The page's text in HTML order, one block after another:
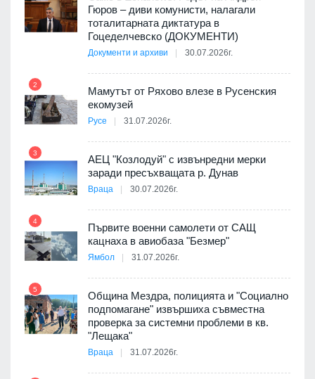
Гюров – диви комунисти, налагали
тоталитарната диктатура в
Гоцеделчевско (ДОКУМЕНТИ)
Документи и архиви 30.07.2026г.
2
Мамутът от Ряхово влезе в Русенския
екомузей
Русе 31.07.2026г.
3
АЕЦ "Козлодуй" с извънредни мерки
заради пресъхващата р. Дунав
Враца 30.07.2026г.
4
Първите военни самолети от САЩ
кацнаха в авиобаза "Безмер"
Ямбол 31.07.2026г.
5
Община Мездра, полицията и "Социално
подпомагане" извършиха съвместна
проверка за системни проблеми в кв.
"Лещака"
Враца 31.07.2026г.